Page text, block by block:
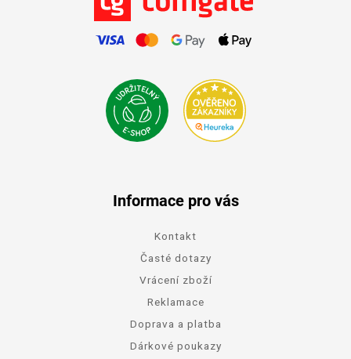
Informace pro vás
Kontakt
Časté dotazy
Vrácení zboží
Reklamace
Doprava a platba
Dárkové poukazy